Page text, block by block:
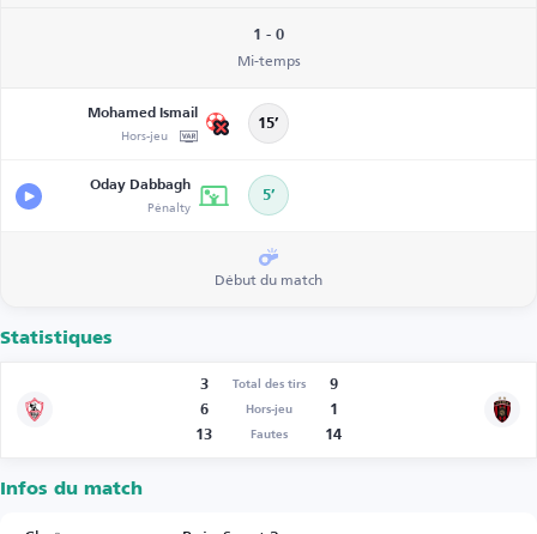
1 - 0
Mi-temps
Mohamed Ismail
Hors-jeu 15’
Oday Dabbagh
Pénalty 5’
Début du match
Statistiques
3 Total des tirs
9
6
Hors-jeu
1
13
Fautes 14
Infos du match